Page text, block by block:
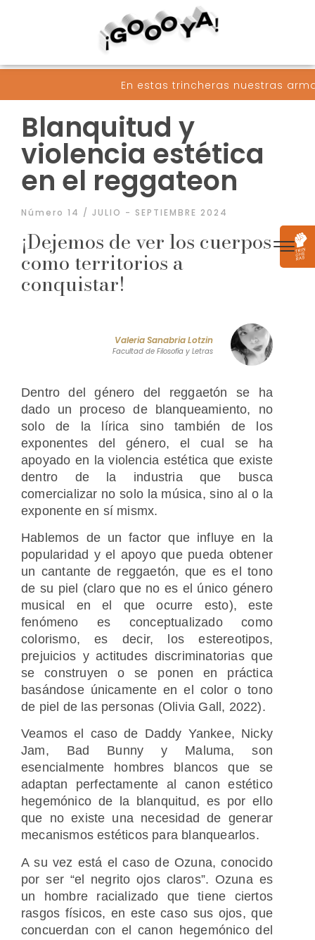
En estas trincheras nuestras armas son
Blanquitud y
violencia estética
en el reggateon
Número 14 / JULIO - SEPTIEMBRE 2024
¡Dejemos de ver los cuerpos
como territorios a
conquistar!
Valeria Sanabria Lotzin
Facultad de Filosofía y Letras
Dentro del género del reggaetón se ha
dado un proceso de blanqueamiento, no
solo de la lírica sino también de los
exponentes del género, el cual se ha
apoyado en la violencia estética que existe
dentro de la industria que busca
comercializar no solo la música, sino al o la
exponente en sí mismx.
Hablemos de un factor que influye en
la
popularidad y el apoyo que pueda obtener
un cantante de reggaetón, que es el tono
de su piel (claro que no es el único género
musical en el que ocurre esto), este
fenómeno es conceptualizado como
colorismo, es decir, los estereotipos,
prejuicios y actitudes discriminatorias que
se construyen o se ponen en práctica
basándose únicamente en el color o tono
de piel de las personas (Olivia Gall, 2022).
Veamos el caso de Daddy Yankee, Nicky
Jam, Bad Bunny y Maluma, son
esencialmente hombres blancos que se
adaptan perfectamente al canon estético
hegemónico de la blanquitud, es por ello
que no existe una necesidad de generar
mecanismos estéticos para blanquearlos.
A su vez está el caso de Ozuna, conocido
por ser “el negrito ojos claros”. Ozuna es
un hombre racializado que tiene ciertos
rasgos físicos, en este caso sus ojos, que
concuerdan con el canon hegemónico del